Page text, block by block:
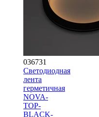
036731
Светодиодная
лента
герметичная
NOVA-
TOP-
BLACK-